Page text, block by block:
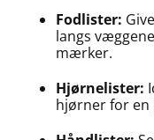
Fodlister:
langs
mærker.
Hjørnelister:
hjørner for en